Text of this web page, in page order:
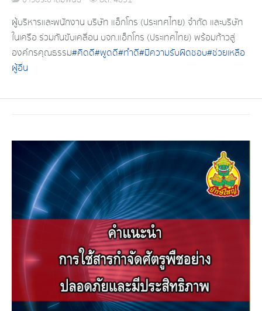
ผู้บริหารและพนักงาน บริษัท แอ็กโกร (ประเทศไทย) จำกัด และบริษัท
ในเครือ ร่วมกันขับเคลื่อน บจก.แอ็กโกร (ประเทศไทย) พร้อมก้าวสู่
องค์กรคุณธรรม#คิดดี#พูดดี#ทำดี#มีความรับผิดชอบ#ช่วยเหลือ
ผู้อื่น